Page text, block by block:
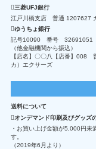
三菱UFJ銀行
江戸川橋支店 普通 1207627
ゆうちょ銀行
記号10090 番号 32691051
（他金融機関から振込）
【店名】〇〇八【店番】
カ）エクサーズ
送料について
オンデマンド印刷及びグッズ
・お買い上げ金額が5,000円未
す。
（2019年6月より）